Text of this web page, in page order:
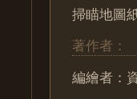
掃瞄地圖
著作者：
編繪者：